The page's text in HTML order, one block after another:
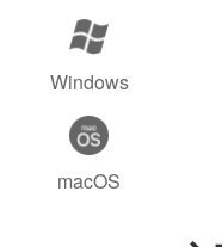
Windows
macOS